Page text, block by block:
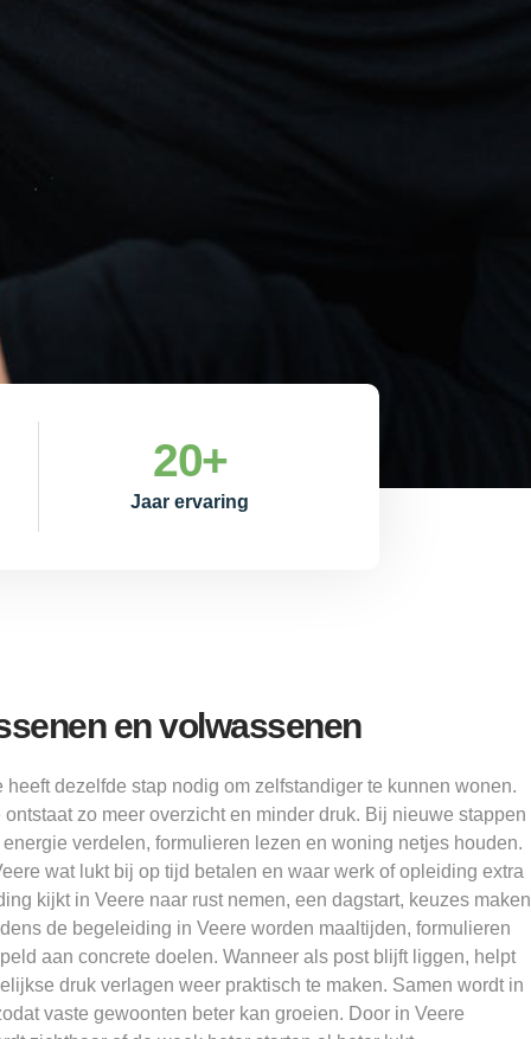
Jaar ervaring
20+
en volwassenen
heeft dezelfde stap nodig om zelfstandiger te kunnen wonen.
zo meer overzicht en minder druk. Bij nieuwe stappen
verdelen, formulieren lezen en woning netjes houden.
wat lukt bij op tijd betalen en waar werk of opleiding extra
kijkt in Veere naar rust nemen, een dagstart, keuzes maken
de begeleiding in Veere worden maaltijden, formulieren
aan concrete doelen. Wanneer als post blijft liggen, helpt
druk verlagen weer praktisch te maken. Samen wordt in
vaste gewoonten beter kan groeien. Door in Veere